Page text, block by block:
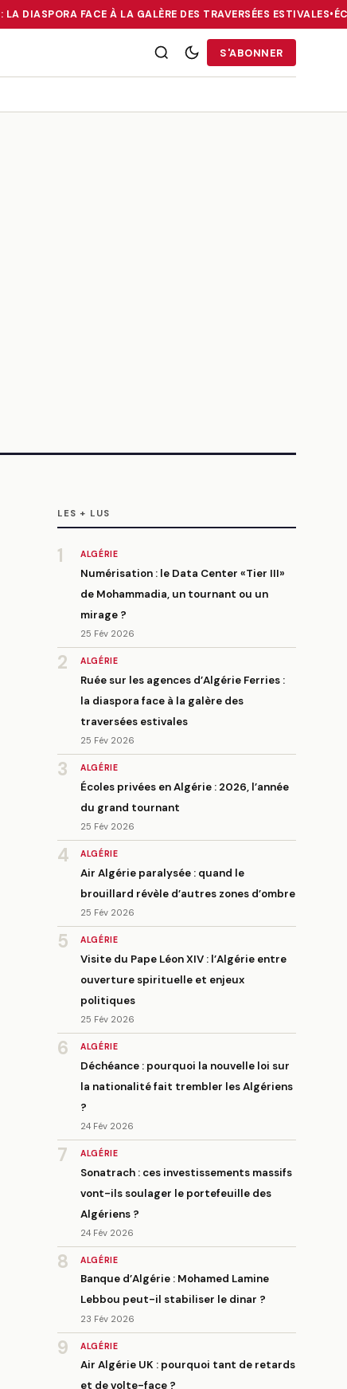
DIASPORA FACE À LA GALÈRE DES TRAVERSÉES ESTIVALES•
: LA DIASPORA FACE À LA GALÈRE DES TRAVERSÉES
S'ABONNER
LES + LUS
1 ALGÉRIE
Numérisation : le Data Center «Tier III»
de Mohammadia, un tournant ou un
mirage ?
25 Fév 2026
2 ALGÉRIE
Ruée sur les agences d’Algérie Ferries :
la diaspora face à la galère des
traversées estivales
25 Fév 2026
3 ALGÉRIE
Écoles privées en Algérie : 2026, l’année
du grand tournant
25 Fév 2026
4 ALGÉRIE
Air Algérie paralysée : quand le
brouillard révèle d’autres zones d’ombre
25 Fév 2026
5 ALGÉRIE
Visite du Pape Léon XIV : l’Algérie entre
ouverture spirituelle et enjeux
politiques
25 Fév 2026
6 ALGÉRIE
Déchéance : pourquoi la nouvelle loi sur
la nationalité fait trembler les Algériens
?
24 Fév 2026
7 ALGÉRIE
Sonatrach : ces investissements massifs
vont-ils soulager le portefeuille des
Algériens ?
24 Fév 2026
8 ALGÉRIE
Banque d’Algérie : Mohamed Lamine
Lebbou peut-il stabiliser le dinar ?
23 Fév 2026
9 ALGÉRIE
Air Algérie UK : pourquoi tant de retards
et de volte-face ?